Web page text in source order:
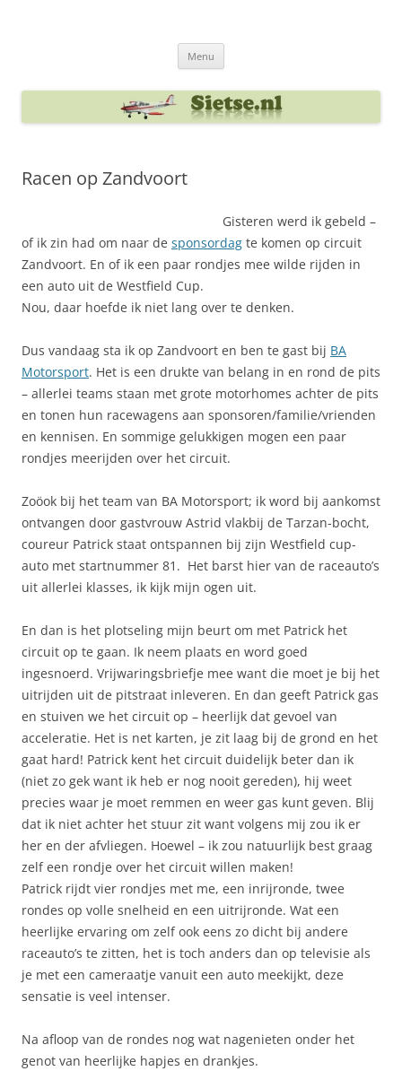
Menu
Racen op Zandvoort
Gisteren werd ik gebeld –
of ik zin had om naar de sponsordag te komen op circuit
Zandvoort. En of ik een paar rondjes mee wilde rijden in
een auto uit de Westfield Cup.
Nou, daar hoefde ik niet lang over te denken.
Dus vandaag sta ik op Zandvoort en ben te gast bij BA
Motorsport. Het is een drukte van belang in en rond de pits
– allerlei teams staan met grote motorhomes achter de pits
en tonen hun racewagens aan sponsoren/familie/vrienden
en kennisen. En sommige gelukkigen mogen een paar
rondjes meerijden over het circuit.
Zoöok bij het team van BA Motorsport; ik word bij aankomst
ontvangen door gastvrouw Astrid vlakbij de Tarzan-bocht,
coureur Patrick staat ontspannen bij zijn Westfield cup-
auto met startnummer 81. Het barst hier van de raceauto’s
uit allerlei klasses, ik kijk mijn ogen uit.
En dan is het plotseling mijn beurt om met Patrick het
circuit op te gaan. Ik neem plaats en word goed
ingesnoerd. Vrijwaringsbriefje mee want die moet je bij het
uitrijden uit de pitstraat inleveren. En dan geeft Patrick gas
en stuiven we het circuit op – heerlijk dat gevoel van
acceleratie. Het is net karten, je zit laag bij de grond en het
gaat hard! Patrick kent het circuit duidelijk beter dan ik
(niet zo gek want ik heb er nog nooit gereden), hij weet
precies waar je moet remmen en weer gas kunt geven. Blij
dat ik niet achter het stuur zit want volgens mij zou ik er
her en der afvliegen. Hoewel – ik zou natuurlijk best graag
zelf een rondje over het circuit willen maken!
Patrick rijdt vier rondjes met me, een inrijronde, twee
rondes op volle snelheid en een uitrijronde. Wat een
heerlijke ervaring om zelf ook eens zo dicht bij andere
raceauto’s te zitten, het is toch anders dan op televisie als
je met een cameraatje vanuit een auto meekijkt, deze
sensatie is veel intenser.
Na afloop van de rondes nog wat nagenieten onder het
genot van heerlijke hapjes en drankjes.